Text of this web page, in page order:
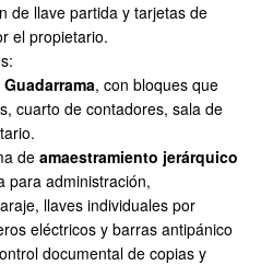
de llave partida y tarjetas de
el propietario.
Guadarrama, con bloques que
cuarto de contadores, sala de
deamaestramiento jerárquico
para administración,
llaves individuales por
eléctricos y barras antipánico
documental de copias y